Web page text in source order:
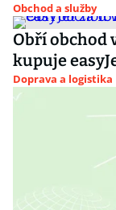
Obchod a služby
Obří obchod
kupuje
Doprava a logistika